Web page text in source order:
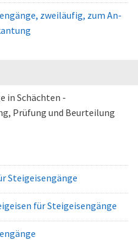
zweiläufig, zum An-
in Schächten -
Prüfung und Beurteilung
Steigeisengänge
für Steigeisengänge